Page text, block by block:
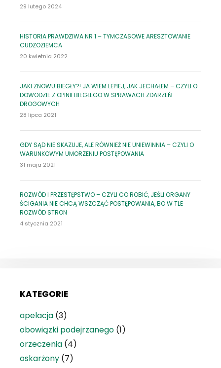
29 lutego 2024
HISTORIA PRAWDZIWA NR 1 – TYMCZASOWE ARESZTOWANIE
CUDZOZIEMCA
20 kwietnia 2022
JAKI ZNOWU BIEGŁY?! JA WIEM LEPIEJ, JAK JECHAŁEM – CZYLI O
DOWODZIE Z OPINII BIEGŁEGO W SPRAWACH ZDARZEŃ
DROGOWYCH
28 lipca 2021
GDY SĄD NIE SKAZUJE, ALE RÓWNIEŻ NIE UNIEWINNIA – CZYLI O
WARUNKOWYM UMORZENIU POSTĘPOWANIA
31 maja 2021
ROZWÓD I PRZESTĘPSTWO – CZYLI CO ROBIĆ, JEŚLI ORGANY
ŚCIGANIA NIE CHCĄ WSZCZĄĆ POSTĘPOWANIA, BO W TLE
ROZWÓD STRON
4 stycznia 2021
KATEGORIE
apelacja (3)
obowiązki podejrzanego (1)
orzeczenia (4)
oskarżony (7)